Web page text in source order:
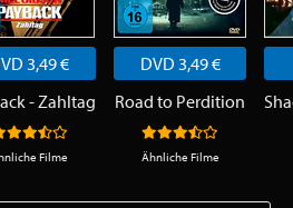
3,49 €
- Zahltag
Filme
DVD 3,49 €
Road to Perdition
Ähnliche Filme